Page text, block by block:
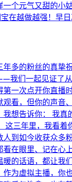
个元气又甜的小
在越做越强！早
多的粉丝的真挚
我们一起见证了
一次点开你直播
观看，但你的声音
我想告诉你： 我真
这三年里，我看着
到如今收获众多
看在眼里、记在心
暖的话语，都让我
为虚拟主播，你